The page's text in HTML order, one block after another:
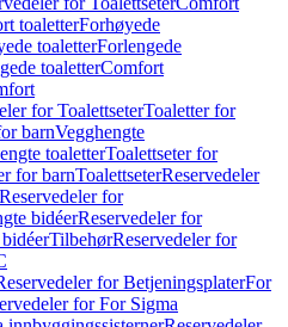
toaletterForhøyede
toaletterForlengede
toaletterComfort
for ToalettseterToaletter for
barnVegghengte
toaletterToalettseter for
for barnToalettseterReservedeler
Reservedeler for
bidéerReservedeler for
TilbehørReservedeler for
for BetjeningsplaterFor
for For Sigma